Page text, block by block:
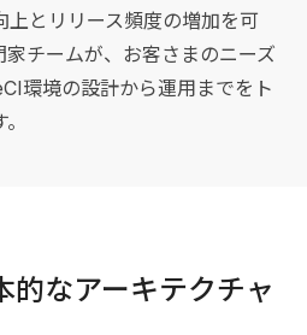
上とリリース頻度の増加を可
チームが、お客さまのニーズ
環境の設計から運用までをト
的なアーキテクチャ